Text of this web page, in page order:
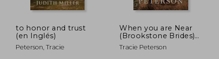
40% 45%
to honor and trust
(en Inglés)
Peterson, Tracie
When you are Near
(Brookstone Brides)
(en Inglés)
Tracie Peterson